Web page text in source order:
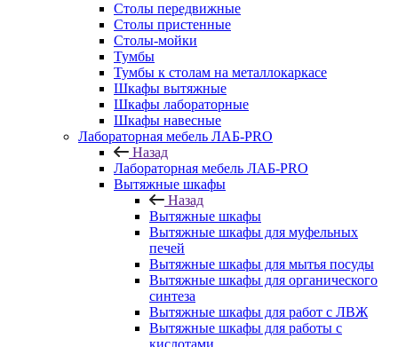
Столы передвижные
Столы пристенные
Столы-мойки
Тумбы
Тумбы к столам на металлокаркасе
Шкафы вытяжные
Шкафы лабораторные
Шкафы навесные
Лабораторная мебель ЛАБ-PRO
Назад
Лабораторная мебель ЛАБ-PRO
Вытяжные шкафы
Назад
Вытяжные шкафы
Вытяжные шкафы для муфельных
печей
Вытяжные шкафы для мытья посуды
Вытяжные шкафы для органического
синтеза
Вытяжные шкафы для работ с ЛВЖ
Вытяжные шкафы для работы с
кислотами